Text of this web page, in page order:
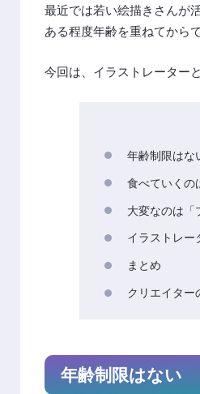
最近では若い絵描きさんが
ある程度年齢を重ねてから
今回は、イラストレーター
年齢制限はな
食べていくの
大変なのは「
イラストレー
まとめ
クリエイター
年齢制限はない